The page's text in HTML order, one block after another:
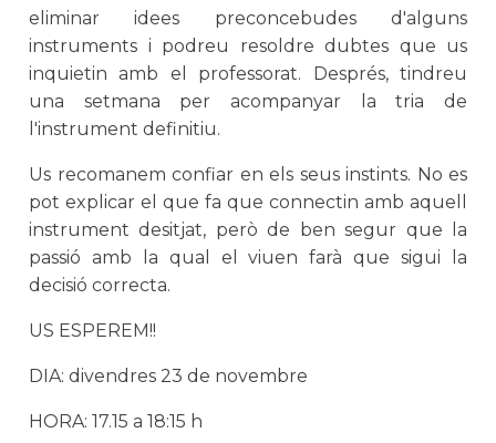
eliminar idees preconcebudes d'alguns
instruments i podreu resoldre dubtes que us
inquietin amb el professorat. Després, tindreu
una setmana per acompanyar la tria de
l'instrument definitiu.
Us recomanem confiar en els seus instints. No es
pot explicar el que fa que connectin amb aquell
instrument desitjat, però de ben segur que la
passió amb la qual el viuen farà que sigui la
decisió correcta.
US ESPEREM!!
DIA: divendres 23 de novembre
HORA: 17.15 a 18:15 h